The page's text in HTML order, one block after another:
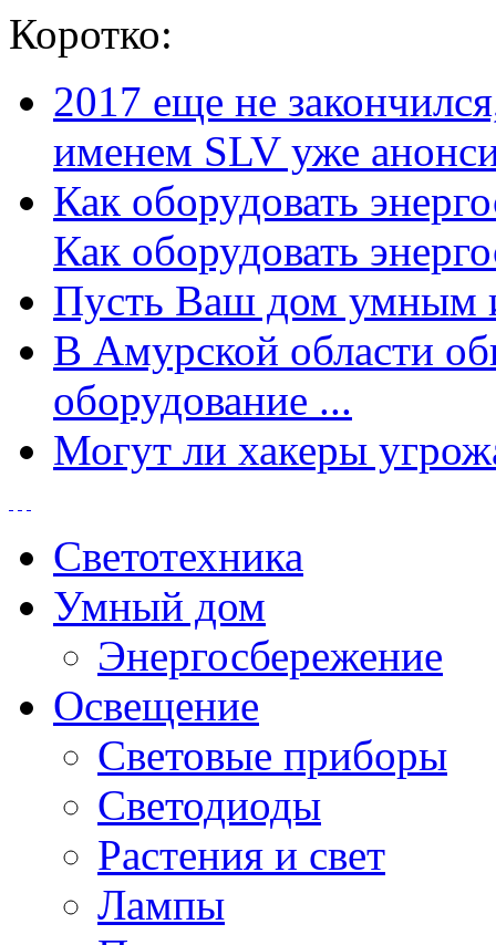
Коротко:
2017 еще не
именем SLV уже
Как оборудовать
Как оборудовать
Пусть Ваш дом умным
В Амурской области
оборудование ...
Могут ли хакеры
Светотехника
Умный дом
Энергосбережение
Освещение
Световые приборы
Светодиоды
Растения и свет
Лампы